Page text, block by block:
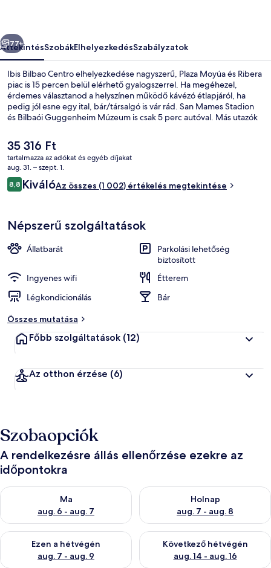
Következő
77+
ÁttekintésSzobákElhelyezkedésSzabályzatok
Ibis Bilbao Centro elhelyezkedése nagyszerű, Plaza Moyúa és Ribera
piac is 15 percen belül elérhető gyalogszerrel. Ha megéhezel,
érdemes választanod a helyszínen működő kávézó étlapjáról, ha
pedig jól esne egy ital, bár/társalgó is vár rád. San Mames Stadion
és Bilbaói Guggenheim Múzeum is csak 5 perc autóval. Más utazók
sétával megközelíthető a tömegközlekedés: Moyua metróállomás 8
perc, Indautxu metróállomás pedig 8 perc séta.
A
jelenlegi
ár
35 316 Ft
35 316 Ft
tartalmazza az adókat és egyéb díjakat
aug. 31. – szept. 1.
Értékelések
8,88,8 ennyiből: 10
KiválóAz összes (1 002) értékelés megtekintése
Népszerű szolgáltatások
Állatbarát
Parkolási lehetőség
biztosított
Ingyenes wifi
Étterem
Légkondicionálás
Bár
Összes mutatása
Főbb szolgáltatások (12)
Az otthon érzése (6)
Szobaopciók
A rendelkezésre állás ellenőrzése ezekre az
időpontokra
Ma
aug. 6 - aug. 7
A ma esti rendelkezésre állás ellenőrzése: aug. 6 - aug. 7
Holnap
aug. 7 - aug. 8
A holnapi rendelkezésre állás
Ezen a hétvégén
aug. 7 - aug. 9
A mostani hétvégi rendelkezésre állás ellenőrzése: aug. 7 -
Következő hétvégén
aug. 14 - aug. 16
A következő hétvégi